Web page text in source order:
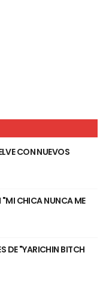
CON NUEVOS
"MI CHICA NUNCA ME
DE "YARICHIN BITCH